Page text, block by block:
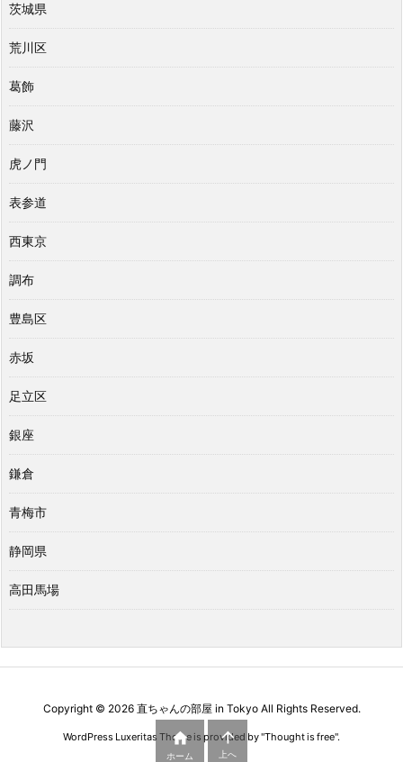
茨城県
荒川区
葛飾
藤沢
虎ノ門
表参道
西東京
調布
豊島区
赤坂
足立区
銀座
鎌倉
青梅市
静岡県
高田馬場
Copyright © 2026 直ちゃんの部屋 in TokyoAll Rights Reserved.
WordPress Luxeritas Theme is provided by "Thought is free".

ホーム

上へ